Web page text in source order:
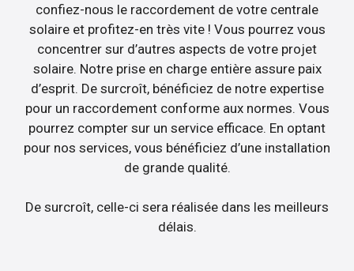
confiez-nous le raccordement de votre centrale
solaire et profitez-en très vite ! Vous pourrez vous
concentrer sur d’autres aspects de votre projet
solaire. Notre prise en charge entière assure paix
d’esprit. De surcroît, bénéficiez de notre expertise
pour un raccordement conforme aux normes. Vous
pourrez compter sur un service efficace. En optant
pour nos services, vous bénéficiez d’une installation
de grande qualité.
De surcroît, celle-ci sera réalisée dans les meilleurs
délais.